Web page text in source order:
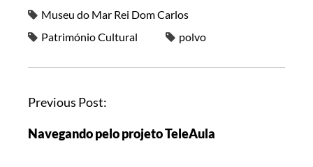
Museu do Mar Rei Dom Carlos
Património Cultural
polvo
Previous Post:
Navegando pelo projeto TeleAula